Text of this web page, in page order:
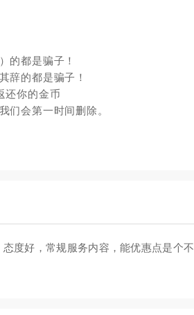
的都是骗子！
辞的都是骗子！
还你的金币
会第一时间删除。
度好，常规服务内容，能优惠点是个不